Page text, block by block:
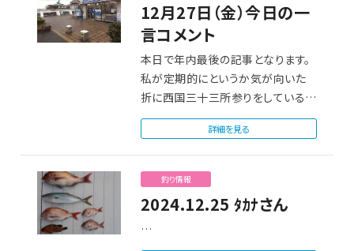
12月27日（金）今日の一
言コメント
本日で年内最後の記事となります。
私が定期的にというか気が向いた
折に西国三十三所参りをしているの
は、以前…
詳細を見る
釣り情報
2024.12.25 ﾀｶﾅさん
…